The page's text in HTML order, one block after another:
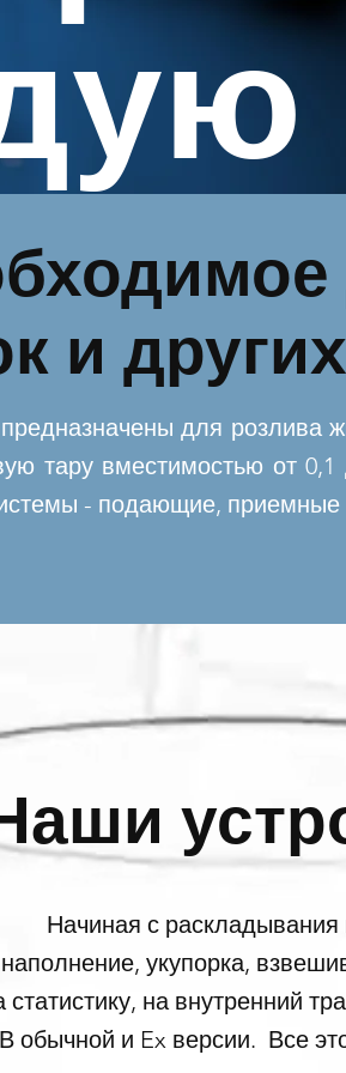
и
для розлива
тару вместимостью от
- подающие, приемные
Начиная с раскладывания
укупорка,
статистику, на внутренний
обычной и Ex версии. Все